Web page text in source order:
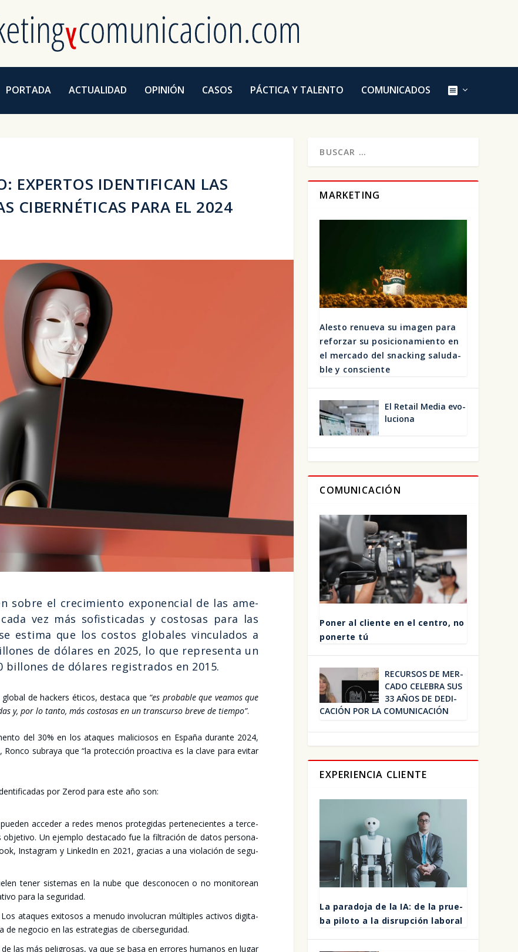
PORTADA ACTUALIDAD OPINIÓN CASOS PÁCTICA Y TALENTO COMUNICADOS E
L
M
D
L
Ú
EXPERTOS IDENTIFICAN LAS
CIBERNÉTICAS PARA EL 2024
sobre el cre­ci­mien­to expo­nen­cial de las ame­
vez más sofis­ti­ca­das y cos­to­sas para las
esti­ma que los cos­tos glo­ba­les vin­cu­la­dos a
de dóla­res en 2025, lo que repre­sen­ta un
de dóla­res regis­tra­dos en 2015.
de hac­kers éti­cos, des­ta­ca que “es pro­ba­ble que vea­mos que
y, por lo tan­to, más cos­to­sas en un trans­cur­so bre­ve de tiem­po”.
del 30% en los ata­ques mali­cio­sos en Espa­ña duran­te 2024,
sub­ra­ya que “la pro­tec­ción proac­ti­va es la cla­ve para evi­tar
por Zerod para este año son:
acce­der a redes menos pro­te­gi­das per­te­ne­cien­tes a ter­ce­
Un ejem­plo des­ta­ca­do fue la fil­tra­ción de datos per­so­na­
Ins­ta­gram y Lin­ke­dIn en 2021, gra­cias a una vio­la­ción de segu­
tener sis­te­mas en la nube que des­co­no­cen o no moni­to­rean
para la segu­ri­dad.
Los ata­ques exi­to­sos a menu­do invo­lu­cran múl­ti­ples acti­vos digi­ta­
nego­cio en las estra­te­gias de ciber­se­gu­ri­dad.
las más peli­gro­sas, ya que se basa en erro­res huma­nos en lugar
MARKETING
Ales­to renue­va su ima­gen para
refor­zar su posi­cio­na­mien­to en
el mer­ca­do del snac­king salu­da­
ble y cons­cien­te
El Retail Media evo­
lu­cio­na
COMUNICACIÓN
Poner al clien­te en el cen­tro, no
poner­te tú
RECUR­SOS DE MER­
CA­DO CELE­BRA SUS
33 AÑOS DE DEDI­
CA­CIÓN POR LA COMU­NI­CA­CIÓN
EXPERIENCIA CLIENTE
La para­do­ja de la IA: de la prue­
ba pilo­to a la dis­rup­ción labo­ral